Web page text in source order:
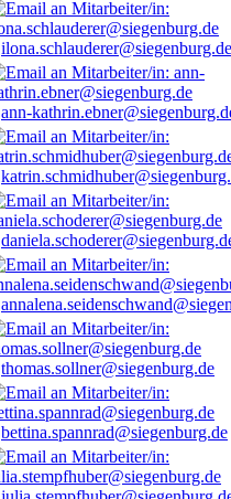
ilona.schlauderer@siegenburg.de
ann-
thomas.sollner@siegenburg.de
bettina.spannrad@siegenburg.de